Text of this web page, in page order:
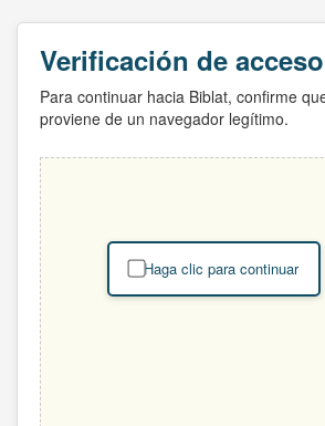
Verificación de acceso
Para continuar hacia Biblat, confirme
proviene de un navegador legítimo.
Haga clic para continuar